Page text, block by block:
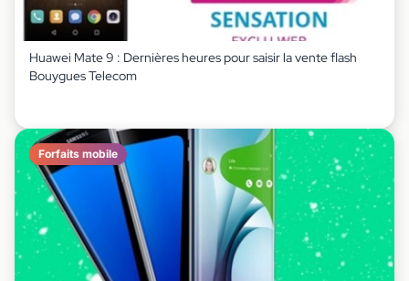
Huawei Mate 9 : Dernières heures pour saisir la vente flash
Bouygues Telecom
Forfaits mobile